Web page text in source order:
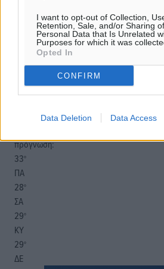
I want to opt-out of Collection,
Retention, Sale, and/or Sharing
Personal Data that Is Unrelated
Purposes for which it was
Opted In
CONFIRM
Data Deletion Data Access
o καιρός τώρα:
αίθριος καιρός
πρόγνωση:
33°
ΠΑ
28°
ΣΑ
29°
ΚΥ
29°
ΔΕ